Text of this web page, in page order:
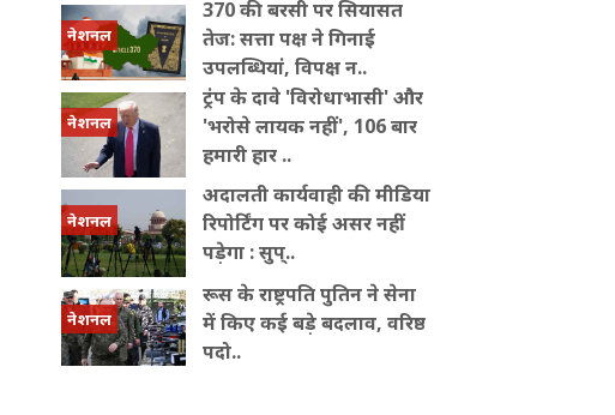
नेशनल
370 की बरसी पर सियासत
तेज: सत्ता पक्ष ने गिनाई
उपलब्धियां, विपक्ष न..
नेशनल
ट्रंप के दावे 'विरोधाभासी' और
'भरोसे लायक नहीं', 106 बार
हमारी हार ..
नेशनल
अदालती कार्यवाही की मीडिया
रिपोर्टिंग पर कोई असर नहीं
पड़ेगा : सुप्..
नेशनल
रूस के राष्ट्रपति पुत‍िन ने सेना
में क‍िए कई बड़े बदलाव, वरिष्ठ
पदो..